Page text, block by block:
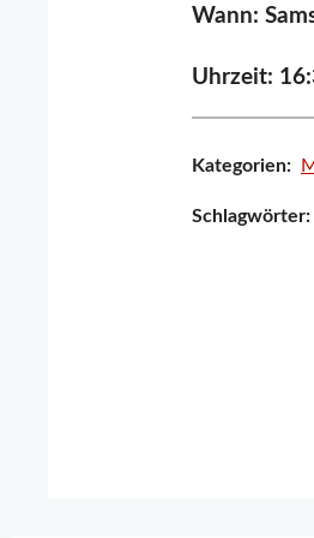
Wann:
Uhrzeit:
Kategorien:
Schlagwörter: